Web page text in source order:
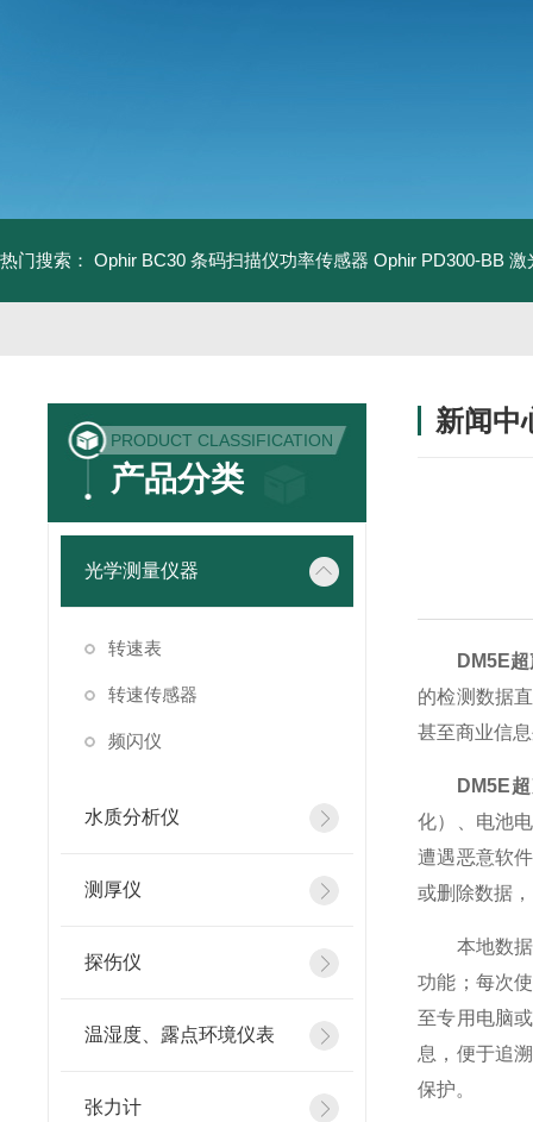
热门搜索： Ophir BC30 条码扫描仪功率传感器 Ophir PD300-BB
PRODUCT CLASSIFICATION
产品分类
光学测量仪器
转速表
转速传感器
频闪仪
水质分析仪
测厚仪
探伤仪
温湿度、露点环境仪表
张力计
新闻中
DM5E
的检测数据
甚至商业信
DM5E
化）、电池
遭遇恶意软
或删除数据
本地数据存
功能；每次
至专用电脑
息，便于追
保护。